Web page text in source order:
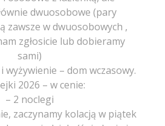
dwuosobowe (pary
zawsze w dwuosobowych ,
zgłosicie lub dobieramy
sami)
– dom wczasowy.
2026 – w cenie:
– 2 noclegi
zaczynamy kolacją w piątek